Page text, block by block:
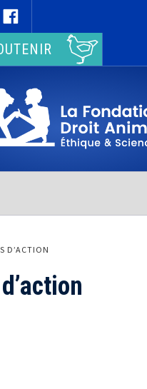
D’ACTION